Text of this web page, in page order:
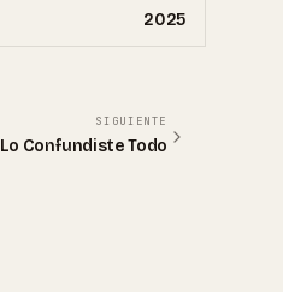
2025
SIGUIENTE
Lo Confundiste Todo